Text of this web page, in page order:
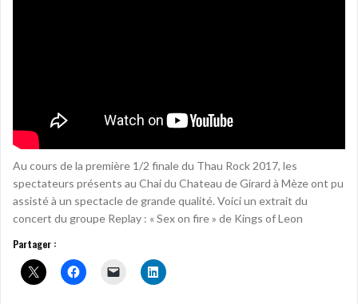
Au cours de la première 1/2 finale du Thau Rock 2017, les
spectateurs présents au Chai du Chateau de Girard à Mèze ont pu
assisté à un spectacle de grande qualité. Voici un extrait du
concert du groupe Replay : « Sex on fire » de Kings of Leon
Partager :